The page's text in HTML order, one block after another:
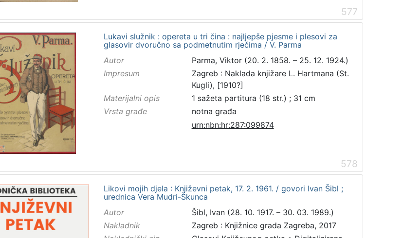
577
Lukavi služnik : opereta u tri čina : najljepše pjesme i plesovi za
glasovir dvoručno sa podmetnutim rječima / V. Parma
Autor
Parma, Viktor (20. 2. 1858. – 25. 12. 1924.)
Impresum
Zagreb : Naklada knjižare L. Hartmana (St.
Kugli), [1910?]
Materijalni opis
1 sažeta partitura (18 str.) ; 31 cm
Vrsta građe
notna građa
urn:nbn:hr:287:099874
578
Likovi mojih djela : Književni petak, 17. 2. 1961. / govori Ivan Šibl ;
urednica Vera Mudri-Škunca
Autor
Šibl, Ivan (28. 10. 1917. – 30. 03. 1989.)
Nakladnik
Zagreb : Knjižnice grada Zagreba, 2017